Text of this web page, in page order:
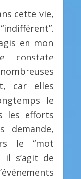
cette vie,
en mon
constate
car elles
le
les efforts
demande,
le “mot
il s’agit de